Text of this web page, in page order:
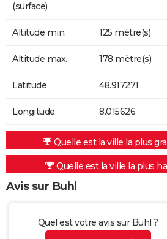
(surface)
Altitude min. 125 mètre(s)
Altitude max. 178 mètre(s)
Latitude 48.917271
Longitude 8.015626
Quelle est la ville la plus
Quelle est la ville la plus
Avis sur Buhl
Quel est votre avis sur Buhl ?